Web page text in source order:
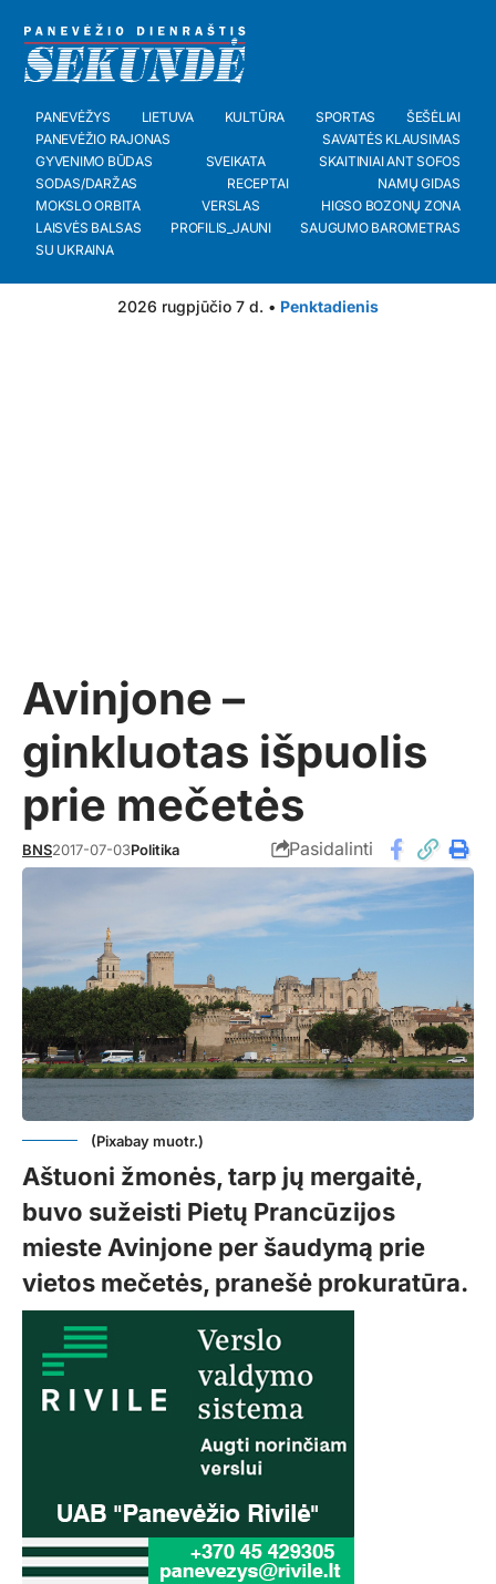
PANEVĖŽYS LIETUVA KULTŪRA SPORTAS
ŠEŠĖLIAI
PANEVĖŽIO RAJONAS
SAVAITĖS KLAUSIMAS
GYVENIMO BŪDAS
SVEIKATA
SKAITINIAI ANT SOFOS
SODAS/DARŽAS
RECEPTAI
NAMŲ GIDAS
MOKSLO ORBITA
VERSLAS
HIGSO BOZONŲ ZONA
LAISVĖS BALSAS
PROFILIS_JAUNI
SAUGUMO BAROMETRAS
SU UKRAINA
2026 rugpjūčio 7 d. • Penktadienis
Avinjone –
ginkluotas išpuolis
prie mečetės
BNS2017-07-03Politika Pasidalinti
(Pixabay muotr.)
Aštuoni žmonės, tarp jų mergaitė,
buvo sužeisti Pietų Prancūzijos
mieste Avinjone per šaudymą prie
vietos mečetės, pranešė prokuratūra.